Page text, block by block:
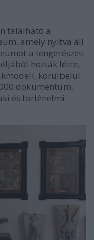
található a
amely nyitva áll
a tengerészeti
hozták létre,
körülbelül
dokumentum,
és történelmi